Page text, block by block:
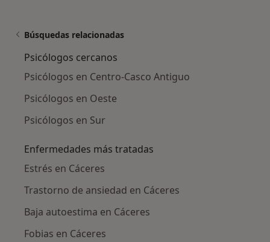
Búsquedas relacionadas
Psicólogos cercanos
Psicólogos en Centro-Casco Antiguo
Psicólogos en Oeste
Psicólogos en Sur
Enfermedades más tratadas
Estrés en Cáceres
Trastorno de ansiedad en Cáceres
Baja autoestima en Cáceres
Fobias en Cáceres